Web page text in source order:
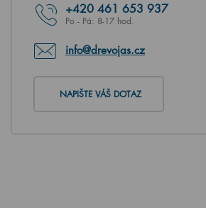
+420 461 653 937
Po - Pá: 8-17 hod.
info@drevojas.cz
NAPIŠTE VÁŠ DOTAZ